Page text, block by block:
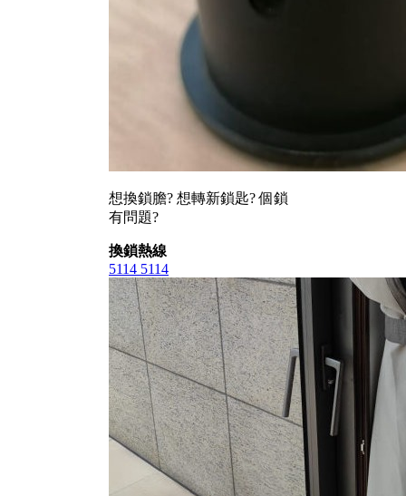
想換鎖膽? 想轉新鎖匙? 個鎖
有問題?
換鎖熱線
5114 5114